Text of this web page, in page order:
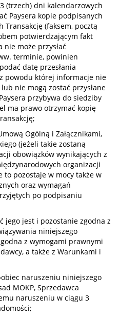
(trzech) dni kalendarzowych
Paysera kopie podpisanych
(faksem, pocztą
potwierdzającym fakt
nie może przysłać
terminie, powinien
datę przesłania
powodu której informacje nie
nie mogą zostać przysłane
przybywa do siedziby
ma prawo otrzymać kopię
Ogólną i Załącznikami,
(jeżeli takie zostaną
obowiązków wynikających z
organizacji
to pozostaje w mocy także w
oraz wymagań
po podpisaniu
jego jest i pozostanie zgodna z
niniejszego
z wymogami prawnymi
a także z Warunkami i
naruszeniu niniejszego
MOKP, Sprzedawca
naruszeniu w ciągu 3